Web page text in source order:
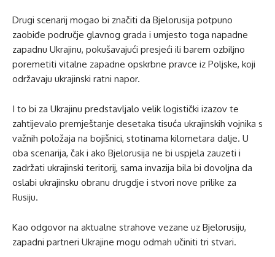
Drugi scenarij mogao bi značiti da Bjelorusija potpuno
zaobiđe područje glavnog grada i umjesto toga napadne
zapadnu Ukrajinu, pokušavajući presjeći ili barem ozbiljno
poremetiti vitalne zapadne opskrbne pravce iz Poljske, koji
održavaju ukrajinski ratni napor.
I to bi za Ukrajinu predstavljalo velik logistički izazov te
zahtijevalo premještanje desetaka tisuća ukrajinskih vojnika s
važnih položaja na bojišnici, stotinama kilometara dalje. U
oba scenarija, čak i ako Bjelorusija ne bi uspjela zauzeti i
zadržati ukrajinski teritorij, sama invazija bila bi dovoljna da
oslabi ukrajinsku obranu drugdje i stvori nove prilike za
Rusiju.
Kao odgovor na aktualne strahove vezane uz Bjelorusiju,
zapadni partneri Ukrajine mogu odmah učiniti tri stvari.